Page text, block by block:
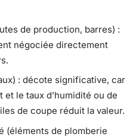
de production, barres) :
négociée directement
: décote significative, car
le taux d’humidité ou de
de coupe réduit la valeur.
(éléments de plomberie